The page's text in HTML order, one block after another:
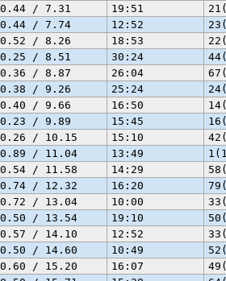
0.44 / 7.31 19:51
0.44 / 7.74 12:52
0.52 / 8.26 18:53
0.25 / 8.51 30:24
0.36 / 8.87 26:04
0.38 / 9.26 25:24
0.40 / 9.66 16:50
0.23 / 9.89 15:45
0.26 / 10.15 15:10
0.89 / 11.04 13:49
0.54 / 11.58 14:29
0.74 / 12.32 16:20
0.72 / 13.04 10:00
0.50 / 13.54 19:10
0.57 / 14.10 12:52
0.50 / 14.60 10:49
0.60 / 15.20 16:07